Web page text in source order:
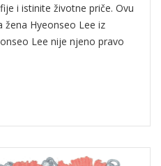
i istinite životne priče. Ovu
žena Hyeonseo Lee iz
Lee nije njeno pravo